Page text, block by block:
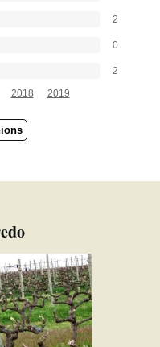
2
0
2
2018 2019